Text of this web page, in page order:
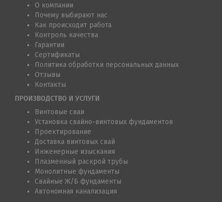
О компании
Почему выбирают нас
Как происходит работа
Контроль качества
Гарантии
Сертификаты
Политика обработки персональных данных
Отзывы
Контакты
ПРОИЗВОДСТВО И УСЛУГИ
Винтовые сваи
Установка свайно-винтовых фундаментов
Проектирование
Доставка винтовых свай
Инженерные изыскания
Плазменный раскрой трубы
Монолитные фундаменты
Свайные Ж/Б фундаменты
Автономная канализация